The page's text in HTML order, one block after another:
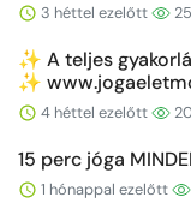
3 héttel ezelőtt 25
✨ A teljes
✨
4 héttel ezelőtt 20
15 perc jóga
1 hónappal ezelőtt